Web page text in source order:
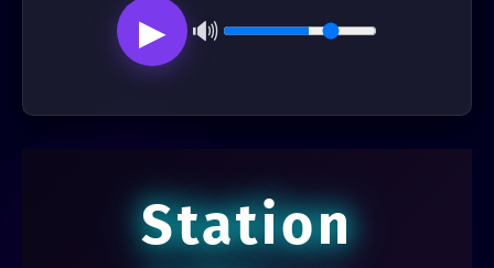
▶ 🔊
Station